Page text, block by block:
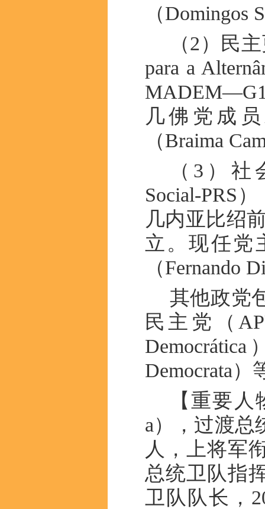
（Domingos
（2）民
para a
几佛党成
（Braima
（3）社
Social-PRS
几内亚比绍
立。现任党
（Fernando
其他政党
民主党（
Democrata）
【重要
a），过渡总
人，上将军
总统卫队指
卫队队长，